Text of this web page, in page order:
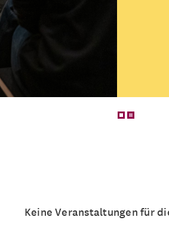
Keine Veranstaltungen für